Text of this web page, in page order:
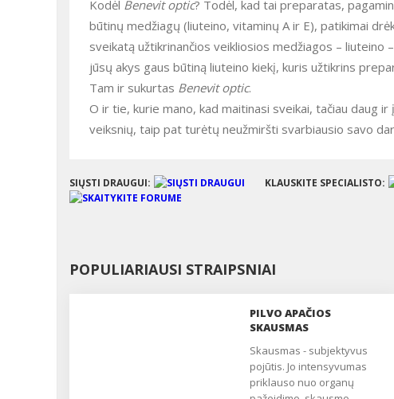
Kodėl Benevit optic? Todėl, kad tai preparatas,
būtinų medžiagų (liuteino, vitaminų A ir E), patikimai
sveikatą užtikrinančios veikliosios medžiagos – liuteino
jūsų akys gaus būtiną liuteino kiekį, kuris užtikrins
Tam ir sukurtas Benevit optic.
O ir tie, kurie mano, kad maitinasi sveikai, tačiau daug ir įtemptai dirba, yra veikiami minėtų akių ligų riziką didinančių
veiksnių, taip pat turėtų neužmiršti svarbiausio savo
SIŲSTI DRAUGUI: KLAUSKITE SPECIALISTO:
POPULIARIAUSI STRAIPSNIAI
PILVO APAČIOS
SKAUSMAS
Skausmas - subjektyvus
pojūtis. Jo intensyvumas
priklauso nuo organų